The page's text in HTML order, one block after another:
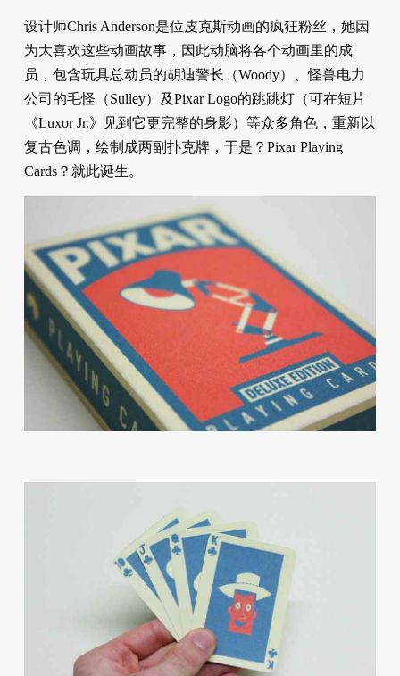
设计师Chris Anderson是位皮克斯动画的疯狂粉丝，她因
为太喜欢这些动画故事，因此动脑将各个动画里的成
员，包含玩具总动员的胡迪警长（Woody）、怪兽电力
公司的毛怪（Sulley）及Pixar Logo的跳跳灯（可在短片
《Luxor Jr.》见到它更完整的身影）等众多角色，重新以
复古色调，绘制成两副扑克牌，于是？Pixar Playing
Cards？就此诞生。